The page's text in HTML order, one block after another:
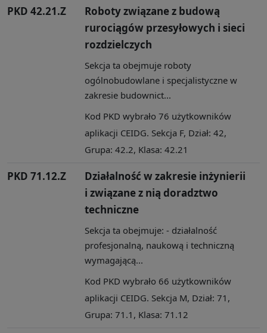
PKD 42.21.Z
Roboty związane z budową
rurociągów przesyłowych i sieci
rozdzielczych
Sekcja ta obejmuje roboty
ogólnobudowlane i specjalistyczne w
zakresie budownict...
Kod PKD wybrało 76 użytkowników
aplikacji CEIDG. Sekcja F, Dział: 42,
Grupa: 42.2, Klasa: 42.21
PKD 71.12.Z
Działalność w zakresie inżynierii
i związane z nią doradztwo
techniczne
Sekcja ta obejmuje: - działalność
profesjonalną, naukową i techniczną
wymagającą...
Kod PKD wybrało 66 użytkowników
aplikacji CEIDG. Sekcja M, Dział: 71,
Grupa: 71.1, Klasa: 71.12